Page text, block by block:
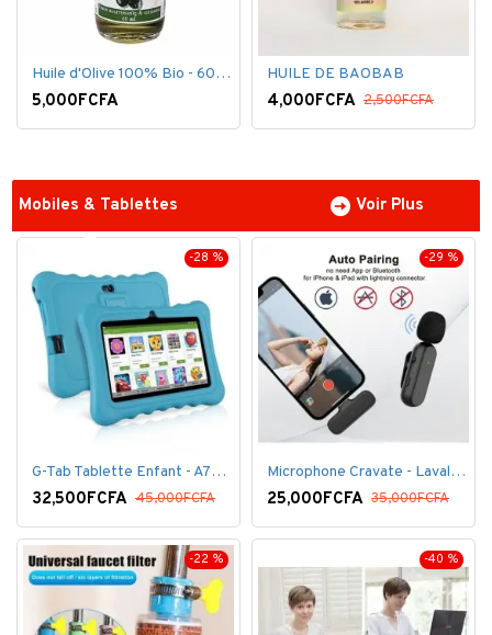
Huile d'Olive 100% Bio - 60 ml
5,000FCFA
HUILE DE BAOBAB
4,000FCFA 2,500FCFA
Mobiles & Tablettes Voir Plus
-28 %
G-Tab Tablette Enfant - A707 - Ecran 7" - RAM 1 Go - ROM 8 Go - 0.3 Mégapixels + pochette offerte
32,500FCFA 45,000FCFA
-29 %
Microphone Cravate - Lavalier pour smartphone, enregistrement vidéo YouTube Live Stream K60 For Type
25,000FCFA 35,000FCFA
-22 % -40 %